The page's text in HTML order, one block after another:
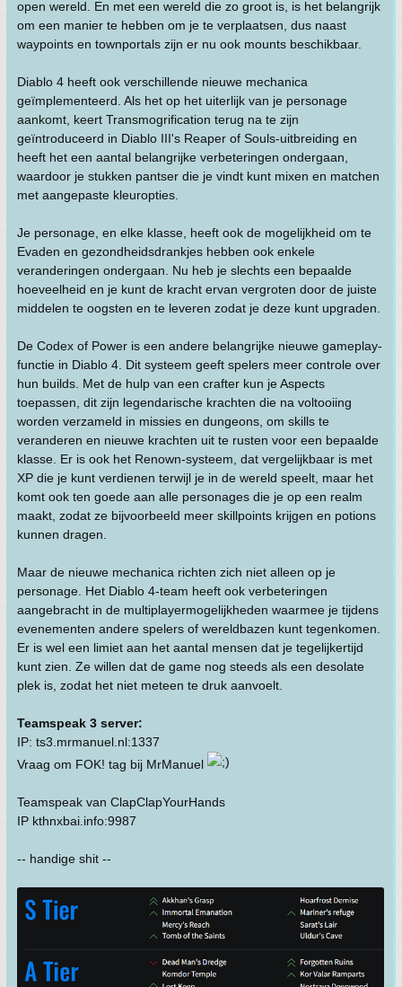
open wereld. En met een wereld die zo groot is, is het belangrijk
om een manier te hebben om je te verplaatsen, dus naast
waypoints en townportals zijn er nu ook mounts beschikbaar.
Diablo 4 heeft ook verschillende nieuwe mechanica
geïmplementeerd. Als het op het uiterlijk van je personage
aankomt, keert Transmogrification terug na te zijn
geïntroduceerd in Diablo III's Reaper of Souls-uitbreiding en
heeft het een aantal belangrijke verbeteringen ondergaan,
waardoor je stukken pantser die je vindt kunt mixen en matchen
met aangepaste kleuropties.
Je personage, en elke klasse, heeft ook de mogelijkheid om te
Evaden en gezondheidsdrankjes hebben ook enkele
veranderingen ondergaan. Nu heb je slechts een bepaalde
hoeveelheid en je kunt de kracht ervan vergroten door de juiste
middelen te oogsten en te leveren zodat je deze kunt upgraden.
De Codex of Power is een andere belangrijke nieuwe gameplay-
functie in Diablo 4. Dit systeem geeft spelers meer controle over
hun builds. Met de hulp van een crafter kun je Aspects
toepassen, dit zijn legendarische krachten die na voltooiing
worden verzameld in missies en dungeons, om skills te
veranderen en nieuwe krachten uit te rusten voor een bepaalde
klasse. Er is ook het Renown-systeem, dat vergelijkbaar is met
XP die je kunt verdienen terwijl je in de wereld speelt, maar het
komt ook ten goede aan alle personages die je op een realm
maakt, zodat ze bijvoorbeeld meer skillpoints krijgen en potions
kunnen dragen.
Maar de nieuwe mechanica richten zich niet alleen op je
personage. Het Diablo 4-team heeft ook verbeteringen
aangebracht in de multiplayermogelijkheden waarmee je tijdens
evenementen andere spelers of wereldbazen kunt tegenkomen.
Er is wel een limiet aan het aantal mensen dat je tegelijkertijd
kunt zien. Ze willen dat de game nog steeds als een desolate
plek is, zodat het niet meteen te druk aanvoelt.
Teamspeak 3 server:
IP: ts3.mrmanuel.nl:1337
Vraag om FOK! tag bij MrManuel
Teamspeak van ClapClapYourHands
IP kthnxbai.info:9987
-- handige shit --